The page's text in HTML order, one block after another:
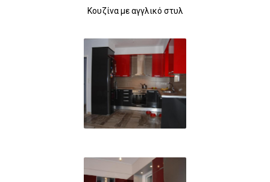
Κουζίνα με αγγλικό στυλ